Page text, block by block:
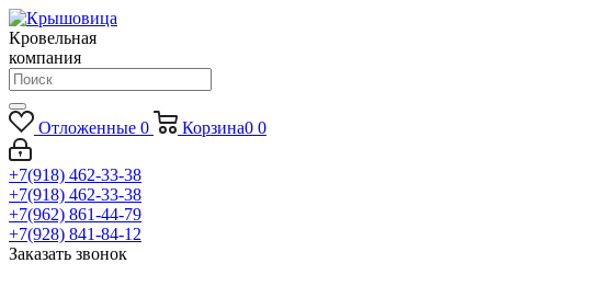
Кровельная
компания
Отложенные 0 Корзина0 0
+7(918) 462-33-38
+7(918) 462-33-38
+7(962) 861-44-79
+7(928) 841-84-12
Заказать звонок